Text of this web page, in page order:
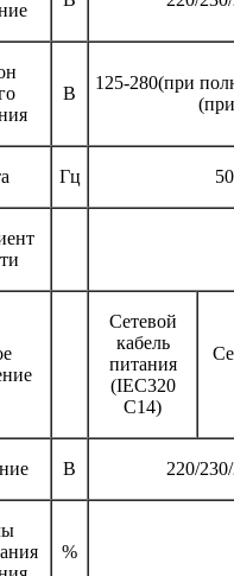
В
125-280(при
Гц
Сетевой
кабель
питания
(IEC320
C14)
В 220/
%